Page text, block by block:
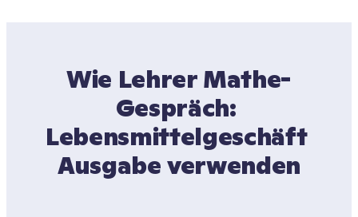
Wie Lehrer Mathe-
Gespräch:
Lebensmittelgeschäft
Ausgabe verwenden